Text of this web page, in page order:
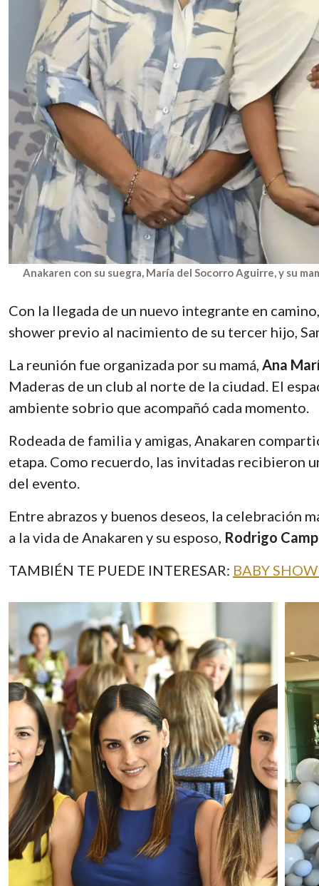
Anakaren con su suegra, María del Socorro Aguirre, y su
Con la llegada de un nuevo integrante en
shower previo al nacimiento de su tercer hijo,
La reunión fue organizada por su mamá, Ana
Maderas de un club al norte de la ciudad. El
ambiente sobrio que acompañó cada momento.
Rodeada de familia y amigas, Anakaren
etapa. Como recuerdo, las invitadas recibieron
del evento.
Entre abrazos y buenos deseos, la celebración
a la vida de Anakaren y su esposo, Rodrigo
TAMBIÉN TE PUEDE INTERESAR: BABY